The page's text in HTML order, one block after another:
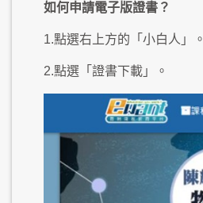
如何申請電子版證書？
1.點選右上方的「小白人」。
2.點選「證書下載」。